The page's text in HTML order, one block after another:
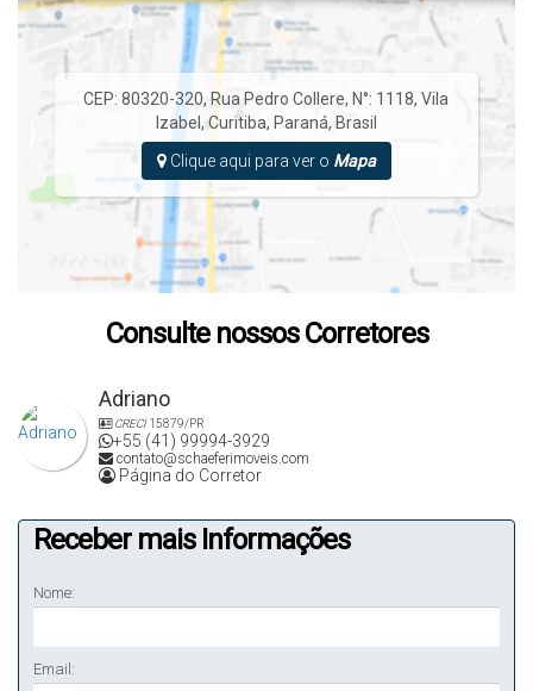
CEP: 80320-320, Rua Pedro Collere, N°: 1118,Vila
Izabel ,Curitiba, Paraná, Brasil
Clique aqui para ver o Mapa
Consulte nossos Corretores
Adriano
CRECI15879/PR
+55 (41) 99994-3929
contato@schaeferimoveis.com
Página do Corretor
Receber mais Informações
Nome:
Email: